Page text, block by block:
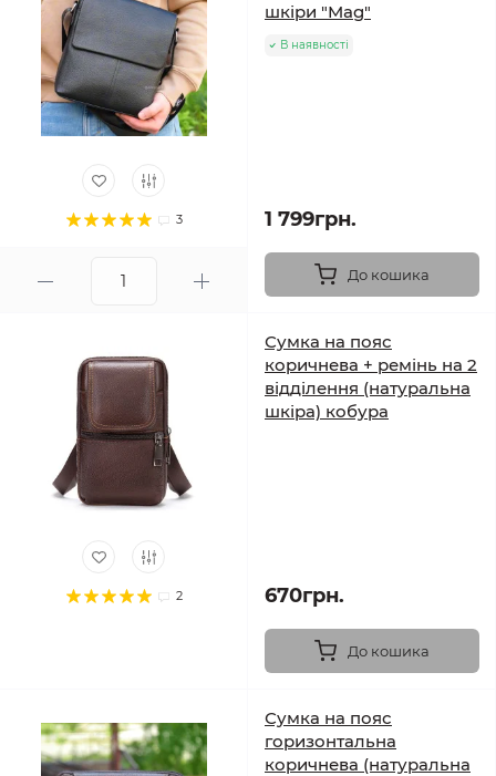
3
шкіри "Mag"
В наявності
1 799грн.
До кошика
2
Сумка на пояс
коричнева + ремінь на 2
відділення (натуральна
шкіра) кобура
670грн.
До кошика
Сумка на пояс
горизонтальна
коричнева (натуральна